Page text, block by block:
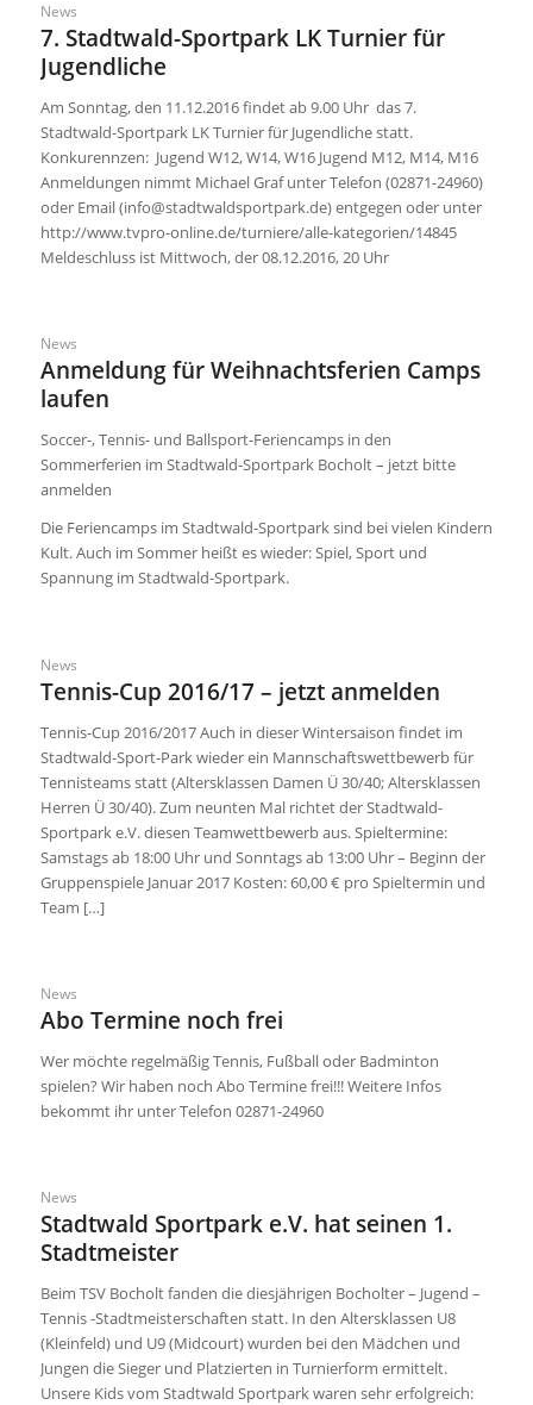
News
7. Stadtwald-Sportpark LK Turnier für
Jugendliche
Am Sonntag, den 11.12.2016 findet ab 9.00 Uhr das 7.
Stadtwald-Sportpark LK Turnier für Jugendliche statt.
Konkurennzen: Jugend W12, W14, W16 Jugend M12, M14, M16
Anmeldungen nimmt Michael Graf unter Telefon (02871-24960)
oder Email (info@stadtwaldsportpark.de) entgegen oder unter
http://www.tvpro-online.de/turniere/alle-kategorien/14845
Meldeschluss ist Mittwoch, der 08.12.2016, 20 Uhr
News
Anmeldung für Weihnachtsferien Camps
laufen
Soccer-, Tennis- und Ballsport-Feriencamps in den
Sommerferien im Stadtwald-Sportpark Bocholt – jetzt bitte
anmelden
Die Feriencamps im Stadtwald-Sportpark sind bei vielen Kindern
Kult. Auch im Sommer heißt es wieder: Spiel, Sport und
Spannung im Stadtwald-Sportpark.
News
Tennis-Cup 2016/17 – jetzt anmelden
Tennis-Cup 2016/2017 Auch in dieser Wintersaison findet im
Stadtwald-Sport-Park wieder ein Mannschaftswettbewerb für
Tennisteams statt (Altersklassen Damen Ü 30/40; Altersklassen
Herren Ü 30/40). Zum neunten Mal richtet der Stadtwald-
Sportpark e.V. diesen Teamwettbewerb aus. Spieltermine:
Samstags ab 18:00 Uhr und Sonntags ab 13:00 Uhr – Beginn der
Gruppenspiele Januar 2017 Kosten: 60,00 € pro Spieltermin und
Team […]
News
Abo Termine noch frei
Wer möchte regelmäßig Tennis, Fußball oder Badminton
spielen? Wir haben noch Abo Termine frei!!! Weitere Infos
bekommt ihr unter Telefon 02871-24960
News
Stadtwald Sportpark e.V. hat seinen 1.
Stadtmeister
Beim TSV Bocholt fanden die diesjährigen Bocholter – Jugend –
Tennis -Stadtmeisterschaften statt. In den Altersklassen U8
(Kleinfeld) und U9 (Midcourt) wurden bei den Mädchen und
Jungen die Sieger und Platzierten in Turnierform ermittelt.
Unsere Kids vom Stadtwald Sportpark waren sehr erfolgreich: